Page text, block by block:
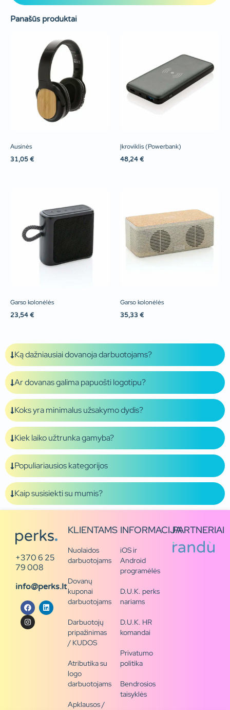
Panašūs produktai
Ausinės
31,05 €
Įkroviklis (Powerbank)
48,24 €
Garso kolonėlės
23,54 €
Garso kolonėlės
35,33 €
Ką dažniausiai dovanoja darbuotojams?
Ar dovanas galima papuošti logotipu?
Koks yra minimalus užsakymo dydis?
Kiek laiko užtrunka gamyba?
Populiariausios kategorijos
Kaip susisiekti su mumis?
+370 6 25
79 008
info@perks.lt
KLIENTAMS
Nuolaidos
darbuotojams
Dovanų
kuponai
darbuotojams
Darbuotojų
pripažinimas
/ KUDOS
Atributika su
logo
darbuotojams
Apklausos /
INFORMACIJA
iOS ir
Android
programėlės
D.U.K. perks
nariams
D.U.K. HR
komandai
Privatumo
politika
Bendrosios
taisyklės
PARTNERIAI